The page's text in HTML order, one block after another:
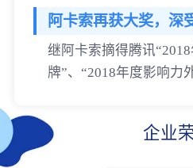
阿卡索再获大奖，深
继阿卡索摘得腾讯
牌”、“2018年度影响力
企业